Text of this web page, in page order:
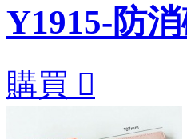
Y1915-防
購買 